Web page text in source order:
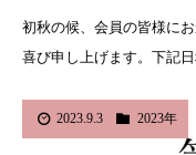
初秋の候、会員の皆様に
喜び申し上げます。下記
2023.9.3 2023年